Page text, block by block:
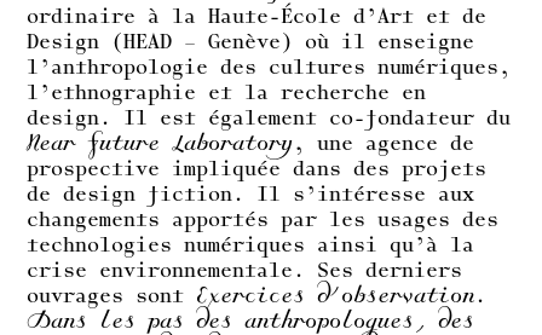
ordinaire à la Haute-École d’Art et de
Design (HEAD – Genève) où il enseigne
l’anthropologie des cultures numériques,
l’ethnographie et la recherche en
design. Il est également co-fondateur du
Near Future Laboratory, une agence de
prospective impliquée dans des projets
de design fiction. Il s’intéresse aux
changements apportés par les usages des
technologies numériques ainsi qu’à la
crise environnementale. Ses derniers
ouvrages sont Exercices d’observation.
Dans les pas des anthropologues, des